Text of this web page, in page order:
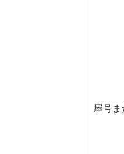
屋号